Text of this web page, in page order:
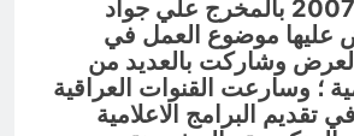
في سوريا عام 2007 بالمخرج علي جواد
عليها موضوع العمل في
العرض وشاركت بالعديد من
؛ وسارعت القنوات العراقية
تقديم البرامج الاعلامية